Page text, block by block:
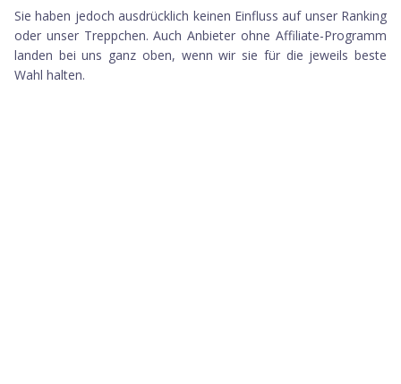
Sie haben jedoch ausdrücklich keinen Einfluss auf unser Ranking
oder unser Treppchen. Auch Anbieter ohne Affiliate-Programm
landen bei uns ganz oben, wenn wir sie für die jeweils beste
Wahl halten.